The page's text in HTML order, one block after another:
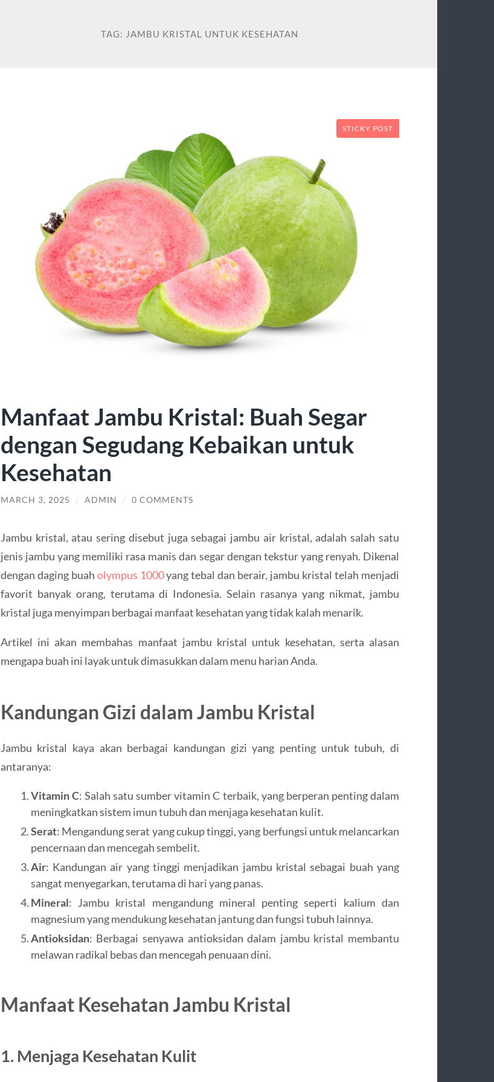
TAG: JAMBU KRISTAL UNTUK KESEHATAN
STICKY POST
Manfaat Jambu Kristal: Buah Segar
dengan Segudang Kebaikan untuk
Kesehatan
MARCH 3, 2025 / ADMIN / 0 COMMENTS
Jambu kristal, atau sering disebut juga sebagai jambu air kristal, adalah salah satu
jenis jambu yang memiliki rasa manis dan segar dengan tekstur yang renyah. Dikenal
dengan daging buah olympus 1000yang tebal dan berair, jambu kristal telah menjadi
favorit banyak orang, terutama di Indonesia. Selain rasanya yang nikmat, jambu
kristal juga menyimpan berbagai manfaat kesehatan yang tidak kalah menarik.
Artikel ini akan membahas manfaat jambu kristal untuk kesehatan, serta alasan
mengapa buah ini layak untuk dimasukkan dalam menu harian Anda.
Kandungan Gizi dalam Jambu Kristal
Jambu kristal kaya akan berbagai kandungan gizi yang penting untuk tubuh, di
antaranya:
Vitamin C: Salah satu sumber vitamin C terbaik, yang berperan penting dalam
meningkatkan sistem imun tubuh dan menjaga kesehatan kulit.
Serat: Mengandung serat yang cukup tinggi, yang berfungsi untuk melancarkan
pencernaan dan mencegah sembelit.
Air: Kandungan air yang tinggi menjadikan jambu kristal sebagai buah yang
sangat menyegarkan, terutama di hari yang panas.
Mineral: Jambu kristal mengandung mineral penting seperti kalium dan
magnesium yang mendukung kesehatan jantung dan fungsi tubuh lainnya.
Antioksidan: Berbagai senyawa antioksidan dalam jambu kristal membantu
melawan radikal bebas dan mencegah penuaan dini.
Manfaat Kesehatan Jambu Kristal
1. Menjaga Kesehatan Kulit